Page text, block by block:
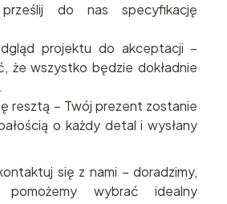
do nas specyfikację
projektu do akceptacji –
że wszystko będzie dokładnie
resztą – Twój prezent zostanie
o każdy detal i wysłany
się z nami – doradzimy,
wybrać idealny